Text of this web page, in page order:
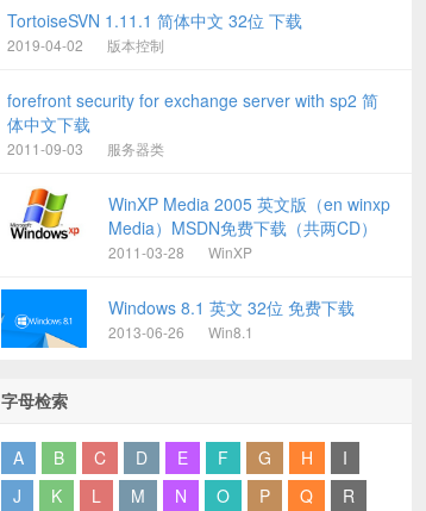
TortoiseSVN 1.11.1 简体中文 32位 下载
2019-04-02 版本控制
forefront security for exchange server with sp2 简
体中文下载
2011-09-03 服务器类
WinXP Media 2005 英文版（en winxp
Media）MSDN免费下载（共两CD）
2011-03-28 WinXP
Windows 8.1 英文 32位 免费下载
2013-06-26 Win8.1
字母检索
A B C D E F G H
I
J
K L M N O P Q R